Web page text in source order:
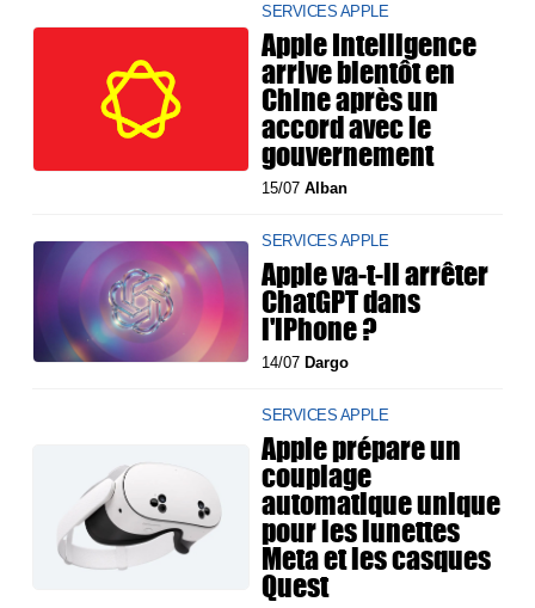
SERVICES APPLE
Apple Intelligence
arrive bientôt en
Chine après un
accord avec le
gouvernement
15/07Alban
SERVICES APPLE
Apple va-t-il arrêter
ChatGPT dans
l'iPhone ?
14/07 Dargo
SERVICES APPLE
Apple prépare un
couplage
automatique unique
pour les lunettes
Meta et les casques
Quest